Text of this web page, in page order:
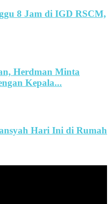
8 Jam di IGD RSCM,
Herdman Minta
Kepala...
Hari Ini di Rumah